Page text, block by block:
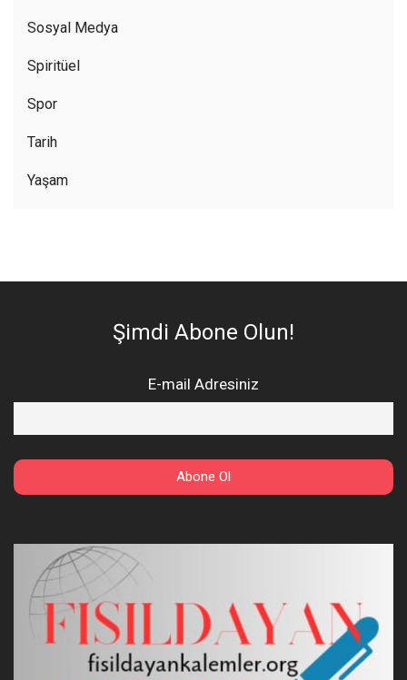
Sosyal Medya
Spiritüel
Spor
Tarih
Yaşam
Şimdi Abone Olun!
E-mail Adresiniz